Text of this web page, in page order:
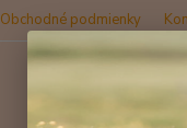
Obchodné podmienky